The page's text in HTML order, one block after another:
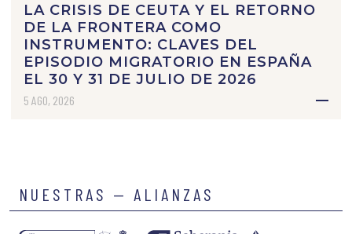
LA CRISIS DE CEUTA Y EL RETORNO
DE LA FRONTERA COMO
INSTRUMENTO: CLAVES DEL
EPISODIO MIGRATORIO EN ESPAÑA
EL 30 Y 31 DE JULIO DE 2026
5 AGO, 2026
NUESTRAS — ALIANZAS